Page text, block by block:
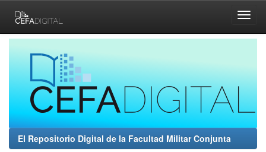
navigation
El Repositorio Digital de la Facultad Militar Conjunta